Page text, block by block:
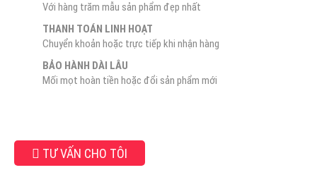
Với hàng trăm mẫu sản phẩm đẹp nhất
THANH TOÁN LINH HOẠT
Chuyển khoản hoặc trực tiếp khi nhận hàng
BẢO HÀNH DÀI LÂU
Mối mọt hoàn tiền hoặc đổi sản phẩm mới
TƯ VẤN CHO TÔI